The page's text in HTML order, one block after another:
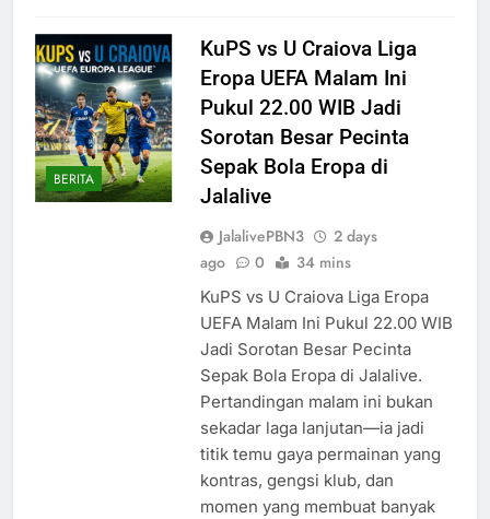
BERITA
KuPS vs U Craiova Liga
Eropa UEFA Malam Ini
Pukul 22.00 WIB Jadi
Sorotan Besar Pecinta
Sepak Bola Eropa di
Jalalive
JalalivePBN3
2 days
ago
0 34 mins
KuPS vs U Craiova Liga Eropa
UEFA Malam Ini Pukul 22.00 WIB
Jadi Sorotan Besar Pecinta
Sepak Bola Eropa di Jalalive.
Pertandingan malam ini bukan
sekadar laga lanjutan—ia jadi
titik temu gaya permainan yang
kontras, gengsi klub, dan
momen yang membuat banyak